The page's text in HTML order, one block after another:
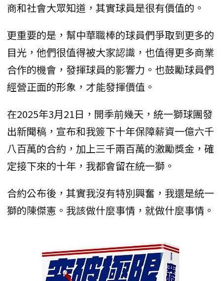
商和社會大眾知道，其實球員是很有價值的。
更重要的是，幫中華職棒的球員們爭取到更多的
目光，他們很值得被大家認識，也值得更多商業
合作的機會，發揮球員的影響力。也鼓勵球員們
經營正面的形象，才能發揮價值。
在2025年3月21日，開季前幾天，統一獅球團發
出新聞稿，宣布和我簽下十年保障薪資一億六千
八百萬的合約，加上三千兩百萬的激勵獎金，確
定接下來的十年，我都會留在統一獅。
合約公布後，其實我沒有特別興奮，我還是統一
獅的陳傑憲。我該做什麼事情，就做什麼事情。